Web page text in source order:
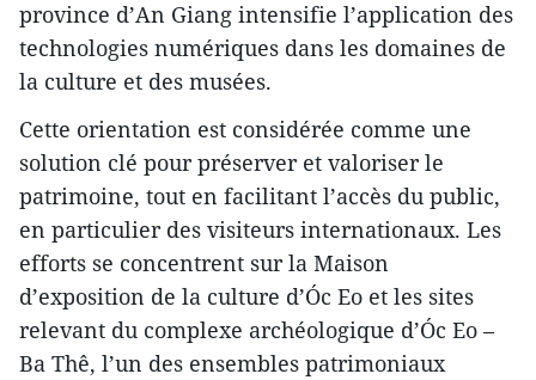
province d’An Giang intensifie l’application des
technologies numériques dans les domaines de
la culture et des musées.
Cette orientation est considérée comme une
solution clé pour préserver et valoriser le
patrimoine, tout en facilitant l’accès du public,
en particulier des visiteurs internationaux. Les
efforts se concentrent sur la Maison
d’exposition de la culture d’Óc Eo et les sites
relevant du complexe archéologique d’Óc Eo –
Ba Thê, l’un des ensembles patrimoniaux